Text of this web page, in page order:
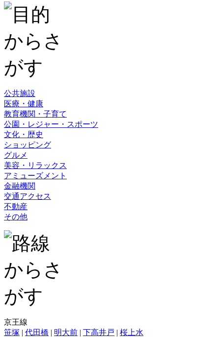
公共施設
医療・健康
教育機関・子育て
公園・レジャー・スポーツ
文化・歴史
ショッピング
グルメ
美容・リラックス
アミューズメント
金融機関
交通アクセス
不動産
その他
京王線
笹塚 | 代田橋 | 明大前 | 下高井戸 | 桜上水